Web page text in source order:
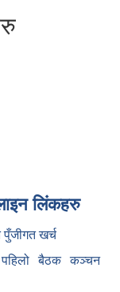
लिंकहरु
पुँजीगत खर्च
पहिलो बैठक कञ्चन